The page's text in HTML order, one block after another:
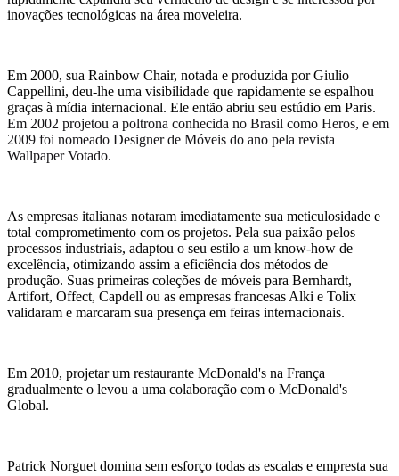
inovações tecnológicas na área moveleira.
Em 2000, sua Rainbow Chair, notada e produzida por Giulio
Cappellini, deu-lhe uma visibilidade que rapidamente se espalhou
graças à mídia internacional. Ele então abriu seu estúdio em Paris.
Em 2002 projetou a poltrona conhecida no Brasil como Heros, e em
2009 foi nomeado Designer de Móveis do ano pela revista
Wallpaper Votado.
As empresas italianas notaram imediatamente sua meticulosidade e
total comprometimento com os projetos. Pela sua paixão pelos
processos industriais, adaptou o seu estilo a um know-how de
excelência, otimizando assim a eficiência dos métodos de
produção. Suas primeiras coleções de móveis para Bernhardt,
Artifort, Offect, Capdell ou as empresas francesas Alki e Tolix
validaram e marcaram sua presença em feiras internacionais.
Em 2010, projetar um restaurante McDonald's na França
gradualmente o levou a uma colaboração com o McDonald's
Global.
Patrick Norguet domina sem esforço todas as escalas e empresta sua